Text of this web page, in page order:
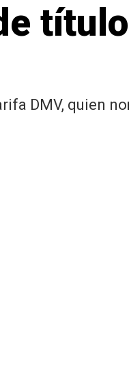
DMV, quien